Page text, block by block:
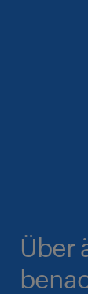
Über